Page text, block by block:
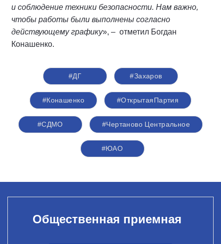
и соблюдение техники безопасности. Нам важно,
чтобы работы были выполнены согласно
действующему графику», – отметил Богдан
Конашенко.
#ДГ #Захаров
#Конашенко #ОткрытаяПартия
#СДМО #Чертаново Центральное
#ЮАО
Общественная приемная